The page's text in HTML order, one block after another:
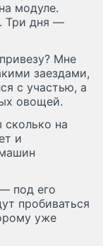
модуле.
Три дня —
Мне
заездами,
с участью, а
овощей.
на
и
под его
пробиваться
уже